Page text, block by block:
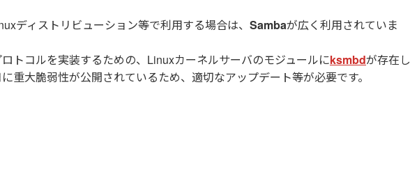
ディストリビューション等で利用する場合は、 Sambaが広く利用されていま
トコルを実装するための、Linuxカーネルサーバのモジュールにksmbdが存在し
重大脆弱性が公開されているため、適切なアップデート等が必要です。